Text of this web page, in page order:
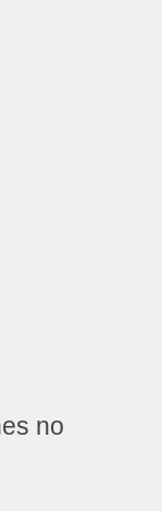
no